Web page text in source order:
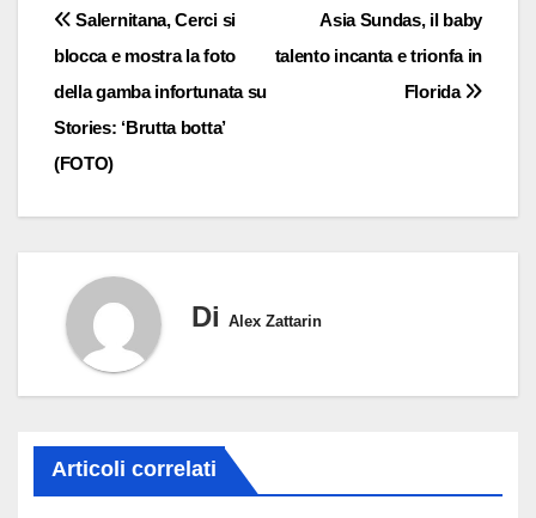
Navigazione
articoli
Asia Sundas, il baby
talento incanta e trionfa in
Florida
Salernitana, Cerci si
blocca e mostra la foto
della gamba infortunata su
Stories: ‘Brutta botta’
(FOTO)
Di Alex Zattarin
Articoli correlati